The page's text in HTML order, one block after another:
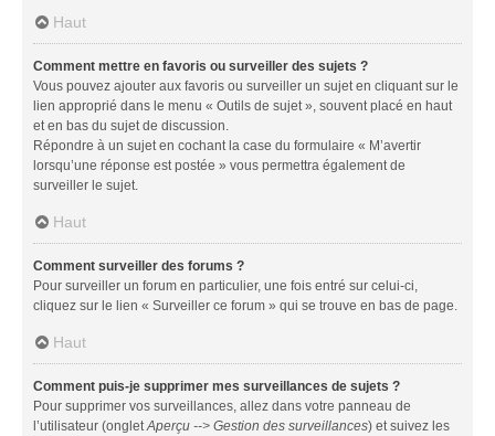
Haut
Comment mettre en favoris ou surveiller des sujets ?
Vous pouvez ajouter aux favoris ou surveiller un sujet en cliquant sur le
lien approprié dans le menu « Outils de sujet », souvent placé en haut
et en bas du sujet de discussion.
Répondre à un sujet en cochant la case du formulaire « M’avertir
lorsqu’une réponse est postée » vous permettra également de
surveiller le sujet.
Haut
Comment surveiller des forums ?
Pour surveiller un forum en particulier, une fois entré sur celui-ci,
cliquez sur le lien « Surveiller ce forum » qui se trouve en bas de page.
Haut
Comment puis-je supprimer mes surveillances de sujets ?
Pour supprimer vos surveillances, allez dans votre panneau de
l’utilisateur (ongletAperçu --> Gestion des surveillances) et suivez les